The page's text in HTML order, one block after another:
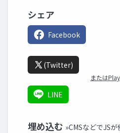
シェア
Facebook
(Twitter)
または
LINE
埋め込む »CMSなどでJS